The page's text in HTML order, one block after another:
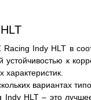
Indy HLT​​​​​​​ в
к
вариантах
HLT – это